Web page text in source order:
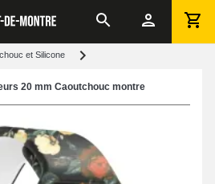
et Silicone
20 mm Caoutchouc montre